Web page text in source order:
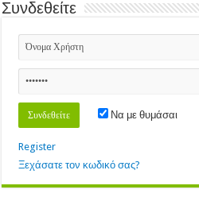
Συνδεθείτε
Να με θυμάσαι
Register
Ξεχάσατε τον κωδικό σας?